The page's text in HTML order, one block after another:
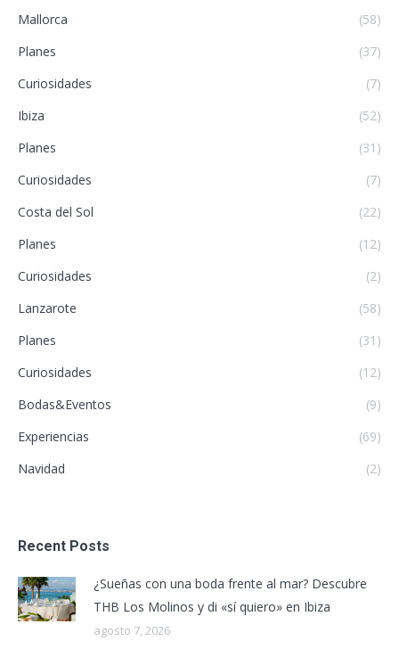
Mallorca
(58)
Planes
(37)
Curiosidades
(7)
Ibiza
(52)
Planes
(31)
Curiosidades
(7)
Costa del Sol
(22)
Planes
(12)
Curiosidades
(2)
Lanzarote
(58)
Planes
(31)
Curiosidades
(12)
Bodas&Eventos
(9)
Experiencias
(69)
Navidad
(2)
Recent Posts
¿Sueñas con una boda frente al mar? Descubre
THB Los Molinos y di «sí quiero» en Ibiza
agosto 7, 2026